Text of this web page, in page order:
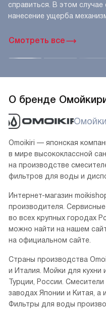
Смотреть все
справиться. В этом
нанесение ущерба
О бренде
Omoikiri — японская
в мире высококлассной
на производстве
фильтров для воды и
Интернет-магазин
производителя.
во всех крупных городах
можно найти на нашем
на официальном сайте.
Страны производства
и Италия. Мойки для кухни
Турции, России.
заводах Японии и Китая, а
Фильтры для воды